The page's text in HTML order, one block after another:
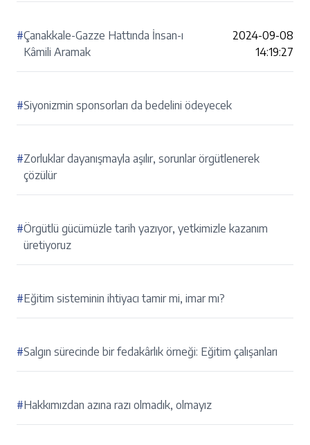
#Çanakkale-Gazze Hattında İnsan-ı
Kâmili Aramak
2024-09-08
14:19:27
#Siyonizmin sponsorları da bedelini ödeyecek
#Zorluklar dayanışmayla aşılır, sorunlar örgütlenerek
çözülür
#Örgütlü gücümüzle tarih yazıyor, yetkimizle kazanım
üretiyoruz
#Eğitim sisteminin ihtiyacı tamir mi, imar mı?
#Salgın sürecinde bir fedakârlık örneği: Eğitim çalışanları
#Hakkımızdan azına razı olmadık, olmayız